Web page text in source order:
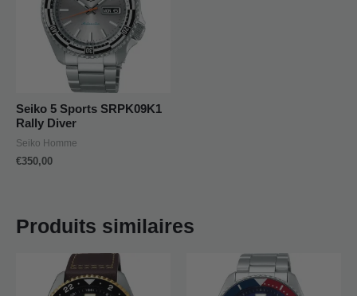
Seiko 5 Sports SRPK09K1
Rally Diver
Seiko Homme
€350,00
Produits similaires